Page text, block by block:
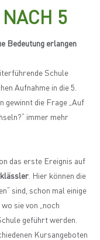
NACH 5
Bedeutung erlangen
Schule
Aufnahme in die 5.
gewinnt die Frage „Auf
immer mehr
das erste Ereignis auf
. Hier können die
sind, schon mal einige
sie von „noch
geführt werden.
Kursangeboten